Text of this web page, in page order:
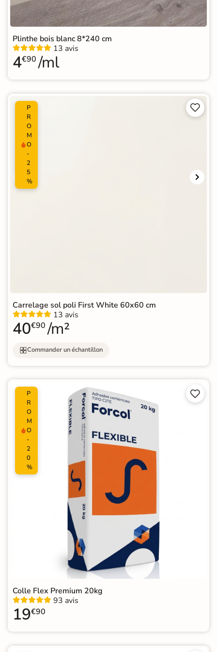
Plinthe bois blanc 8*240 cm
13 avis
4€90 /ml
P
R
O
M
O
-
2
5
%


Carrelage sol poli First White 60x60 cm
13 avis
40€90 /m²
Commander un échantillon
P
R
O
M
O
-
2
0
%


Colle Flex Premium 20kg
93 avis
19€90